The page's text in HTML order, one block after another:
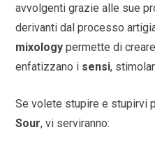
avvolgenti grazie alle sue
derivanti dal processo
mixologypermette di
enfatizzano i sensi,
Se volete stupire e stupirvi
Sour, vi serviranno: